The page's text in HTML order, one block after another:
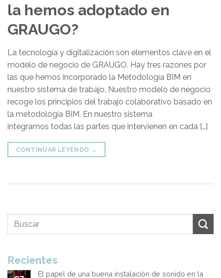
la hemos adoptado en
GRAUGO?
La tecnología y digitalización son elementos clave en el
modelo de negocio de GRAUGO. Hay tres razones por
las que hemos incorporado la Metodología BIM en
nuestro sistema de trabajo. Nuestro modelo de negocio
recoge los principios del trabajo colaborativo basado en
la metodología BIM. En nuestro sistema
integramos todas las partes que intervienen en cada […]
CONTINUAR LEYENDO →
Recientes
El papel de una buena instalación de sonido en la